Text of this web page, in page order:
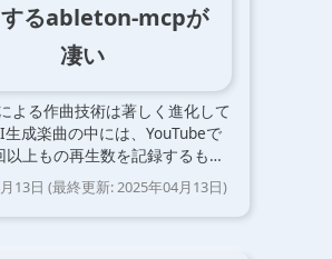
るableton-mcpが
凄い
よる作曲技術は著しく進化して
生成楽曲の中には、YouTubeで
以上もの再生数を記録するもの
す。 しかし、従来の音楽生成AI
ど)は、MIX されたオーディオ
ァイルを生成するため…
13日 (最終更新:2025年04月13日)